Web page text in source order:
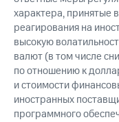
характера, принятые
реагирования на
высокую
валют (в том числе
по отношению к
и стоимости
иностранных
программного